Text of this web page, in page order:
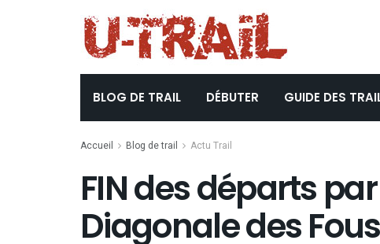
BLOG DE TRAIL DÉBUTER GUIDE DES
Accueil Blog de trail Actu Trail
FIN des départs
Diagonale des Fous